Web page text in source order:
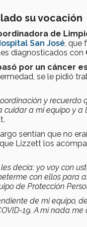
su vocación
de
San José, que
diagnosticados con
por un cáncer
se le pidió
y recuerdo
a mi equipo y
sentían que no
Lizzett los
decía: yo voy con
con ellos para
de Protección
de mi equipo,
19. A mí nada